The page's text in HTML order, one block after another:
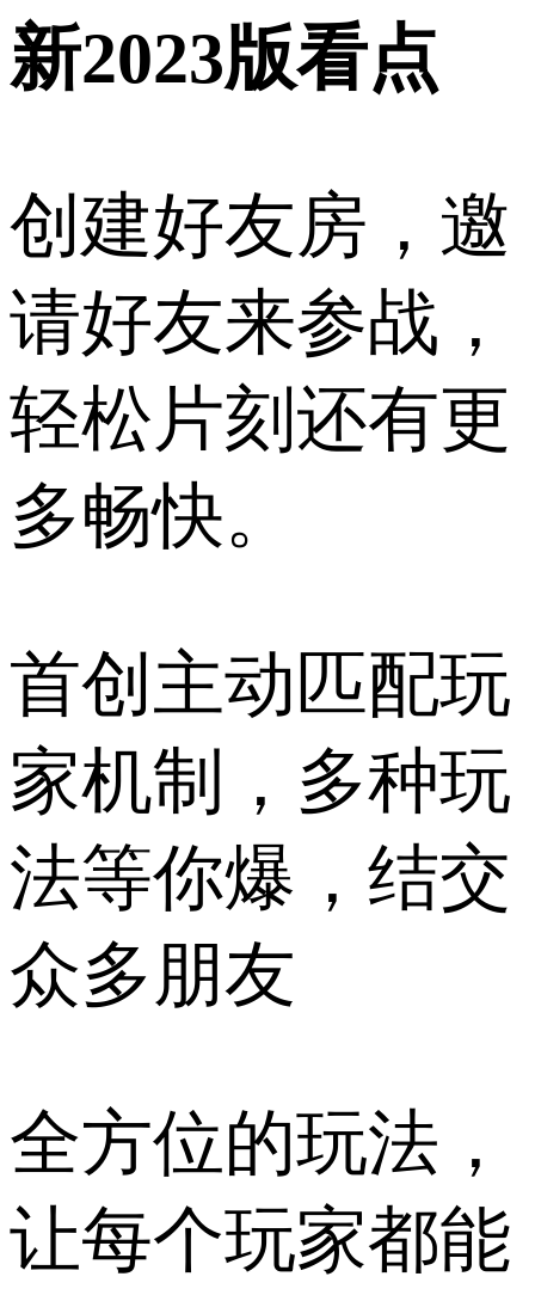
新2023版看点
创建好友房，邀
请好友来参战，
轻松片刻还有更
多畅快。
首创主动匹配玩
家机制，多种玩
法等你爆，结交
众多朋友
全方位的玩法，
让每个玩家都能